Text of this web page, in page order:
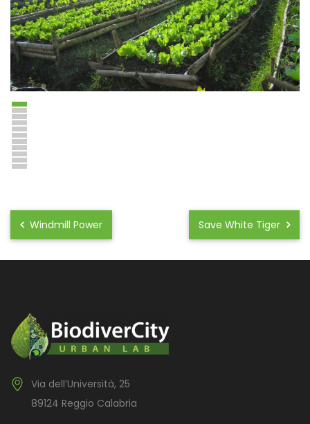
Windmill Power Save White Tiger
Via dell’Università, 25
89124 Reggio Calabria